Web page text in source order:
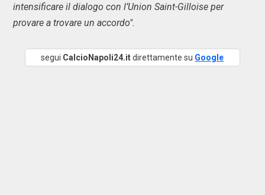
intensificare il dialogo con l’Union Saint-Gilloise per
provare a trovare un accordo".
segui CalcioNapoli24.itdirettamente su Google